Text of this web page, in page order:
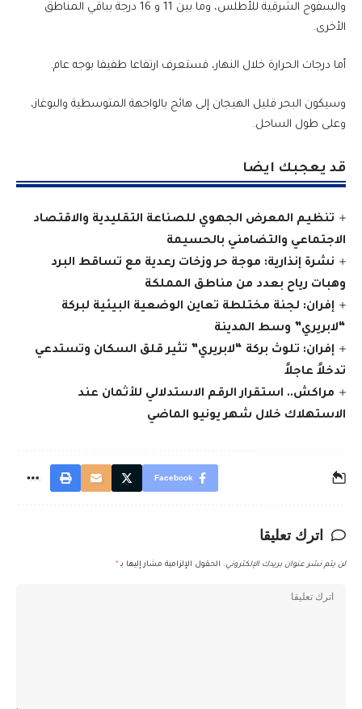
والسفوح الشرقية للأطلس، وما بين 11 و 16 درجة بباقي المناطق
الأخرى.
أما درجات الحرارة خلال النهار، فستعرف ارتفاعا طفيفا بوجه عام.
وسيكون البحر قليل الهيجان إلى هائج بالواجهة المتوسطية والبوغاز،
وعلى طول الساحل.
قد يعجبك ايضا
تنظيم المعرض الجهوي للصناعة التقليدية والاقتصاد
الاجتماعي والتضامني بالحسيمة
نشرة إنذارية: موجة حر وزخات رعدية مع تساقط البرد
وهبات رياح بعدد من مناطق المملكة
إفران: لجنة مختلطة تعاين الوضعية البيئية لبركة
“لابريري” وسط المدينة
إفران: تلوث بركة “لابريري” تثير قلق السكان وتستدعي
تدخلاً عاجلاً
مراكش.. استقرار الرقم الاستدلالي للأثمان عند
الاستهلاك خلال شهر يونيو الماضي
Facebook
اترك تعليقا
لن يتم نشر عنوان بريدك الإلكتروني. الحقول الإلزامية مشار إليها بـ *